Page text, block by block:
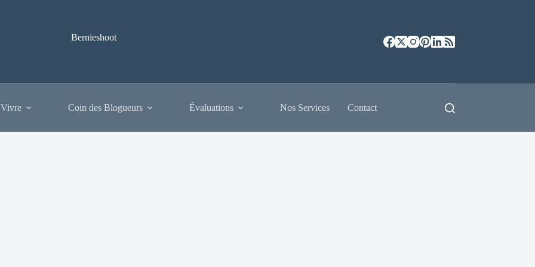
Bernieshoot
Coin des Blogueurs Évaluations Nos Services Contact